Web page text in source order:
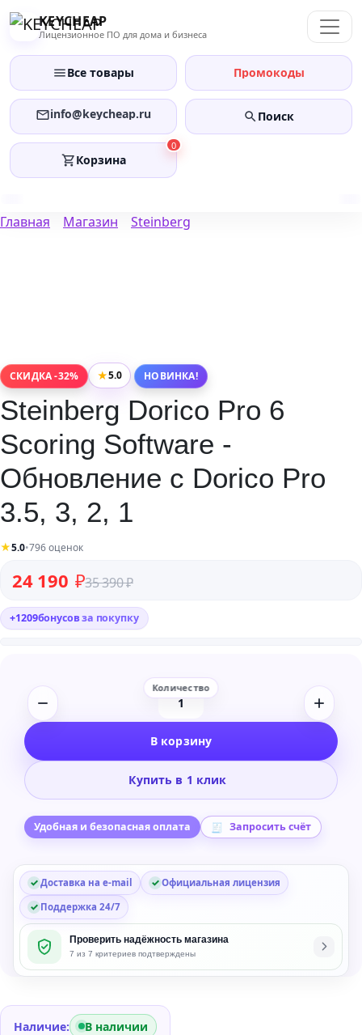
Перейти
KEYCHEAP
Лицензионное ПО для дома и бизнеса
Все товары Промокоды
info@keycheap.ru Поиск
0
Корзина
Главная Магазин Steinberg
СКИДКА -32% ★5.0 НОВИНКА!
Steinberg Dorico Pro 6
Scoring Software -
Обновление с Dorico Pro
3.5, 3, 2, 1
★5.0•796 оценок
35 390₽
Первоначальная цена составляла 35 390 ₽.
24 190 ₽
Текущая цена: 24 190 ₽.
+1209бонусовза покупку
Количество
Steinberg
Pro
Scoring
-
Обновление
Dorico
Pro
3.5,
В корзину
Купить в 1 клик
Удобная и безопасная оплата Запросить счёт
Доставка на e-mail
Официальная лицензия
Поддержка 24/7
Проверить надёжность магазина
7 из 7 критериев подтверждены
Наличие: В наличии